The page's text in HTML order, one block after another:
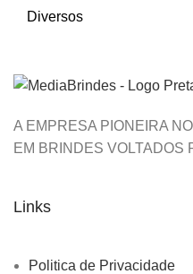
Diversos
A EMPRESA PIONEIRA
EM BRINDES VOLTADOS
Links
Politica de Privacidade